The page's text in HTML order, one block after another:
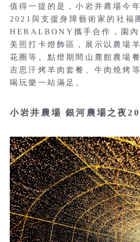
值得一提的是，小岩井農場今
2021與支援身障藝術家的社福
HERALBONY攜手合作，園內
美照打卡燈飾區，展示以農場
花圈等。點燈期間山麓館農場
吉思汗烤羊肉套餐、牛肉燒烤
喝玩樂一站滿足。
小岩井農場 銀河農場之夜